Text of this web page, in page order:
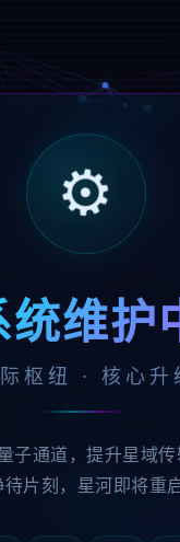
⚙️
维护
枢纽 · 核心
子通道，提升星域传
片刻，星河即将重启